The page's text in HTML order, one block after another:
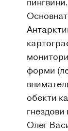
форми
обекти
гнездови
Олег